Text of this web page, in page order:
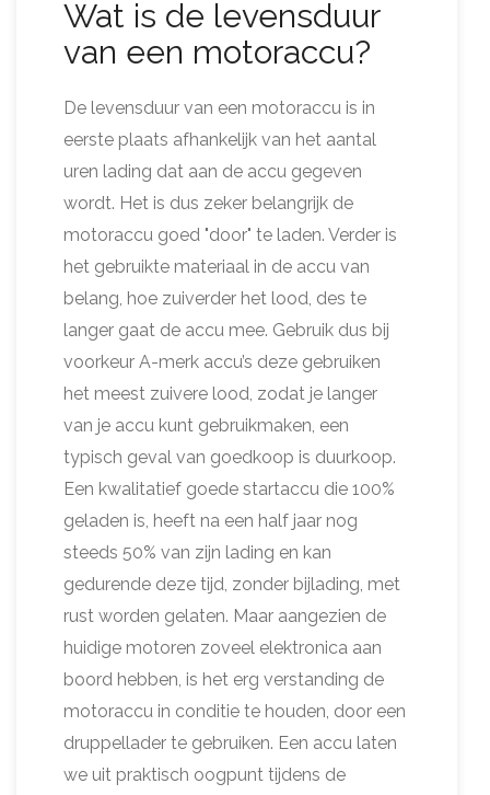
Wat is de levensduur
van een motoraccu?
De levensduur van een motoraccu is in
eerste plaats afhankelijk van het aantal
uren lading dat aan de accu gegeven
wordt. Het is dus zeker belangrijk de
motoraccu goed "door" te laden. Verder is
het gebruikte materiaal in de accu van
belang, hoe zuiverder het lood, des te
langer gaat de accu mee. Gebruik dus bij
voorkeur A-merk accu’s deze gebruiken
het meest zuivere lood, zodat je langer
van je accu kunt gebruikmaken, een
typisch geval van goedkoop is duurkoop.
Een kwalitatief goede startaccu die 100%
geladen is, heeft na een half jaar nog
steeds 50% van zijn lading en kan
gedurende deze tijd, zonder bijlading, met
rust worden gelaten. Maar aangezien de
huidige motoren zoveel elektronica aan
boord hebben, is het erg verstanding de
motoraccu in conditie te houden, door een
druppellader te gebruiken. Een accu laten
we uit praktisch oogpunt tijdens de